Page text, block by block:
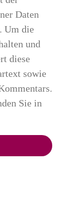
Daten
Um die
und
diese
sowie
Sie in